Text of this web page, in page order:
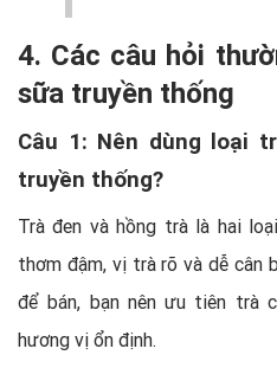
4. Các câu hỏi
sữa truyền thống
Câu 1: Nên dùng loại
truyền thống?
Trà đen và hồng trà là hai
thơm đậm, vị trà rõ và dễ cân
để bán, bạn nên ưu tiên trà
hương vị ổn định.